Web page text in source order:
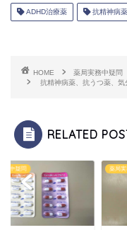
ADHD治療薬 抗精神病薬
HOME
薬局実務中疑問
抗精神病薬、抗うつ薬、
RELATED
務中疑問 薬局実